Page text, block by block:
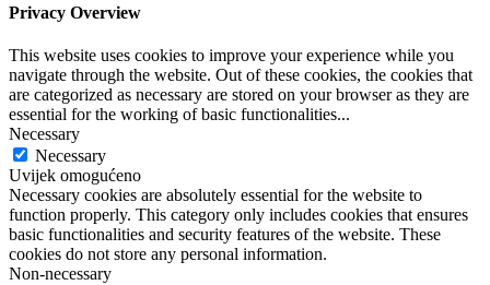
Privacy Overview
This website uses cookies to improve your experience while you
navigate through the website. Out of these cookies, the cookies that
are categorized as necessary are stored on your browser as they are
essential for the working of basic functionalities...
Necessary
Necessary
Uvijek omogućeno
Necessary cookies are absolutely essential for the website to
function properly. This category only includes cookies that ensures
basic functionalities and security features of the website. These
cookies do not store any personal information.
Non-necessary